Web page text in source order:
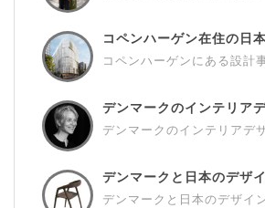
コペンハーゲン在住の日
コペンハーゲンにある設計
デンマークのインテリア
デンマークのインテリアデ
デンマークと日本のデザ
デンマークと日本のデザイ